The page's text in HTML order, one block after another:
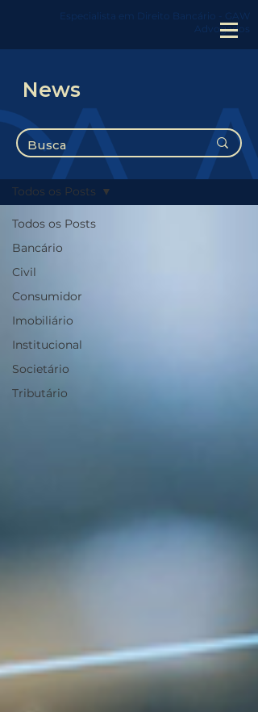
Especialista em Direito Bancário - GAW
Advogados
News
Todos os Posts
Bancário
Civil
Consumidor
Imobiliário
Institucional
Societário
Tributário
Todos os Posts
News